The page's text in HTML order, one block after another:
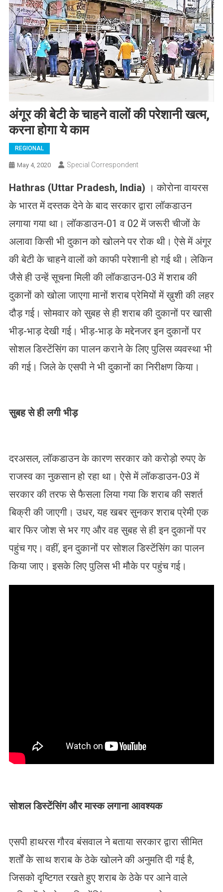
अंगूर की बेटी के चाहने वालों की परेशानी खत्म,
करना होगा ये काम
REGIONAL
May 4, 2020 Special Correspondent
Hathras (Uttar Pradesh, India) । कोरोना वायरस
के भारत में दस्तक देने के बाद सरकार द्वारा लॉकडाउन
लगाया गया था। लॉकडाउन-01 व 02 में जरूरी चीजों के
अलावा किसी भी दुकान को खोलने पर रोक थी। ऐसे में अंगूर
की बेटी के चाहने वालों को काफी परेशानी हो गई थी। लेकिन
जैसे ही उन्हें सूचना मिली की लॉकडाउन-03 में शराब की
दुकानों को खोला जाएगा मानों शराब प्रेमियों में ख़ुशी की लहर
दौड़ गई। सोमवार को सुबह से ही शराब की दुकानों पर खासी
भीड़-भाड़ देखी गई। भीड़-भाड़ के मद्देनजर इन दुकानों पर
सोशल डिस्टेंसिंग का पालन कराने के लिए पुलिस व्यवस्था भी
की गई। जिले के एसपी ने भी दुकानों का निरीक्षण किया।
सुबह से ही लगी भीड़
दरअसल, लॉकडाउन के कारण सरकार को करोड़ो रुपए के
राजस्व का नुकसान हो रहा था। ऐसे में लॉकडाउन-03 में
सरकार की तरफ से फैसला लिया गया कि शराब की सशर्त
बिक्री की जाएगी। उधर, यह खबर सुनकर शराब प्रेमी एक
बार फिर जोश से भर गए और वह सुबह से ही इन दुकानों पर
पहुंच गए। वहीं, इन दुकानों पर सोशल डिस्टेंसिंग का पालन
किया जाए। इसके लिए पुलिस भी मौके पर पहुंच गई।
सोशल डिस्टेंसिंग और मास्क लगाना आवश्यक
एसपी हाथरस गौरव बंसवाल ने बताया सरकार द्वारा सीमित
शर्तों के साथ शराब के ठेके खोलने की अनुमति दी गई है,
जिसको दृष्टिगत रखते हुए शराब के ठेके पर आने वाले